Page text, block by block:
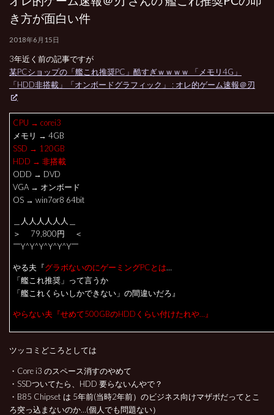
き方が面白い件
2018年6月15日
3年近く前の記事ですが
某PCショップの「艦これ推奨PC」酷すぎｗｗｗｗ 「メモリ4G」
「HDD非搭載」「オンボードグラフィック」 : オレ的ゲーム速報＠刃
CPU → corei3
メモリ → 4GB
SSD → 120GB
HDD → 非搭載
ODD → DVD
VGA → オンボード
OS → win7or8 64bit
＿人人人人人人＿
＞ 79,800円 ＜
￣Y^Y^Y^Y^Y^Y￣
やる夫『グラボないのにゲーミングPCとは…
「艦これ推奨」って言うか
「艦これくらいしかできない」の間違いだろ』
やらない夫『せめて500GBのHDDくらい付けたれや…』
ツッコミどころとしては
・Core i3 のスペース消すのやめて
・SSDついてたら、HDD 要らないんやで？
・B85 Chipset は 5年前(当時2年前）のビジネス向けマザボだってとこ
ろ突っ込まないのか…(個人でも問題ない）